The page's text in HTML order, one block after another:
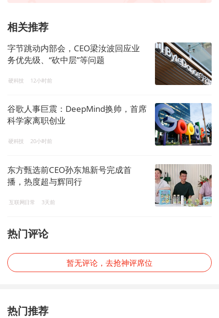
相关推荐
字节跳动内部会，CEO梁汝波回应业
务优先级、“砍中层”等问题
硬科技 12小时前
谷歌人事巨震：DeepMind换帅，首席
科学家离职创业
硬科技 20小时前
东方甄选前CEO孙东旭新号完成首
播，热度超与辉同行
互联网日常 3天前
热门评论
暂无评论，去抢神评席位
热门推荐